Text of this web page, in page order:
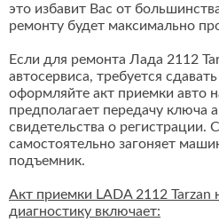
это избавит Вас от
ремонту будет максимально
Если для ремонта Лада 2112
автосервиса, требуется
оформляйте акт приемки авто
предполагает передачу ключа
свидетельства о регистрации.
самостоятельно загоняет
подъемник.
Акт приемки LADA 2112 Tarzan
диагностику включает: